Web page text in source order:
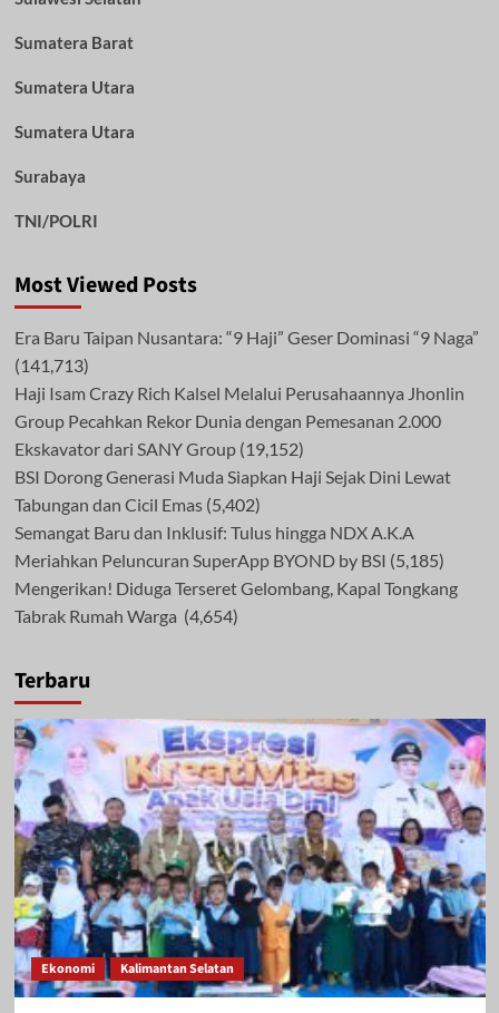
Sumatera Barat
Sumatera Utara
Sumatera Utara
Surabaya
TNI/POLRI
Most Viewed Posts
Era Baru Taipan Nusantara: “9 Haji” Geser Dominasi “9 Naga”
(141,713)
Haji Isam Crazy Rich Kalsel Melalui Perusahaannya Jhonlin
Group Pecahkan Rekor Dunia dengan Pemesanan 2.000
Ekskavator dari SANY Group (19,152)
BSI Dorong Generasi Muda Siapkan Haji Sejak Dini Lewat
Tabungan dan Cicil Emas (5,402)
Semangat Baru dan Inklusif: Tulus hingga NDX A.K.A
Meriahkan Peluncuran SuperApp BYOND by BSI (5,185)
Mengerikan! Diduga Terseret Gelombang, Kapal Tongkang
Tabrak Rumah Warga (4,654)
Terbaru
Ekonomi Kalimantan Selatan